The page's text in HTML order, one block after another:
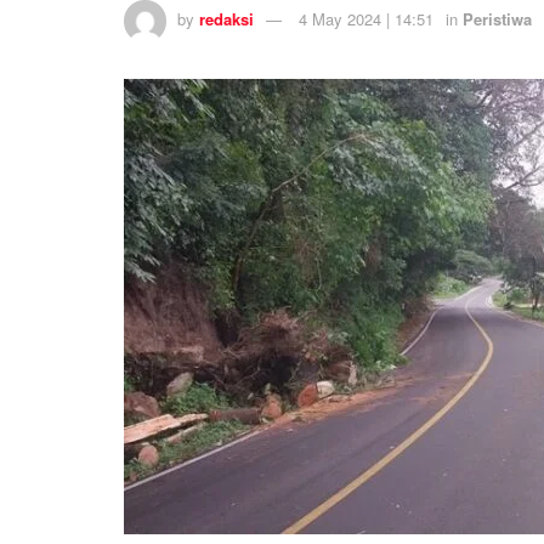
by redaksi 4 May 2024 | 14:51 in Peristiwa